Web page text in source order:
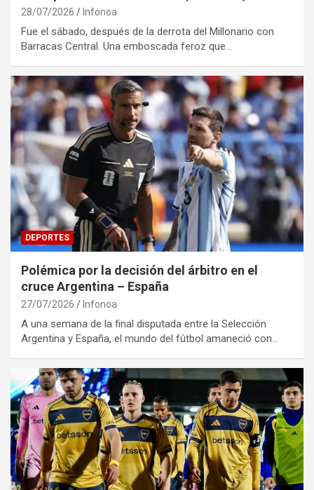
28/07/2026 Infonoa
Fue el sábado, después de la derrota del Millonario con
Barracas Central. Una emboscada feroz que…
DEPORTES
Polémica por la decisión del árbitro en el
cruce Argentina – España
27/07/2026 Infonoa
A una semana de la final disputada entre la Selección
Argentina y España, el mundo del fútbol amaneció con…